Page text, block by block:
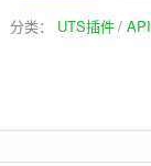
分类： UTS插件